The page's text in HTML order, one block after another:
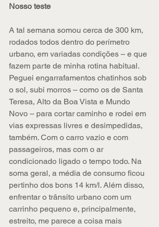
Nosso teste
A tal semana somou cerca de 300 km,
rodados todos dentro do perímetro
urbano, em variadas condições – e que
fazem parte de minha rotina habitual.
Peguei engarrafamentos chatinhos sob
o sol, subi morros – como os de Santa
Teresa, Alto da Boa Vista e Mundo
Novo – para cortar caminho e rodei em
vias expressas livres e desimpedidas,
também. Com o carro vazio e com
passageiros, mas com o ar
condicionado ligado o tempo todo. Na
soma geral, a média de consumo ficou
pertinho dos bons 14 km/l. Além disso,
enfrentar o trânsito urbano com um
carrinho pequeno e, principalmente,
estreito, me parece a coisa mais